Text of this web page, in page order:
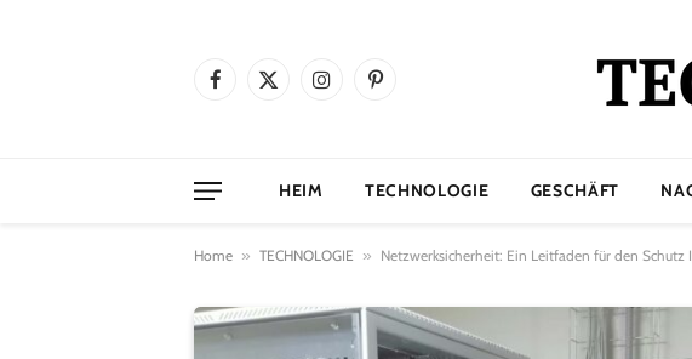
Facebook
X
InstagramPinterest
HEIM TECHNOLOGIE GESCHÄFT
Home » TECHNOLOGIE » Netzwerksicherheit: Ein Leitfaden für den Schutz